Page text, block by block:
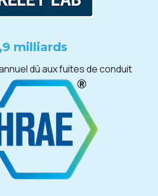
milliards
dû aux fuites de conduit